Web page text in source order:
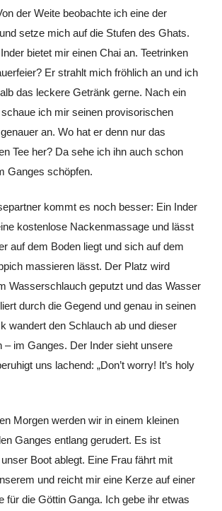
der Weite beobachte ich eine der
setze mich auf die Stufen des Ghats.
bietet mir einen Chai an. Teetrinken
Er strahlt mich fröhlich an und ich
das leckere Getränk gerne. Nach ein
ich mir seinen provisorischen
an. Wo hat er denn nur das
Tee her? Da sehe ich ihn auch schon
Ganges schöpfen.
kommt es noch besser: Ein Inder
kostenlose Nackenmassage und lässt
auf dem Boden liegt und sich auf dem
massieren lässt. Der Platz wird
Wasserschlauch geputzt und das Wasser
durch die Gegend und genau in seinen
wandert den Schlauch ab und dieser
– im Ganges. Der Inder sieht unsere
uns lachend: „Don’t worry! It’s holy
Morgen werden wir in einem kleinen
Ganges entlang gerudert. Es ist
Boot ablegt. Eine Frau fährt mit
und reicht mir eine Kerze auf einer
für die Göttin Ganga. Ich gebe ihr etwas